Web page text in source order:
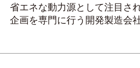
省エネな動力源として注目さ
企画を専門に行う開発製造会